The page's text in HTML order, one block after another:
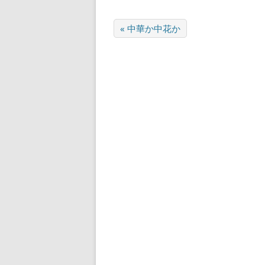
« 中華か中花か